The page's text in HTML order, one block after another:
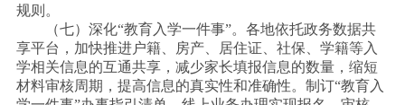
规则。
（七）深化“教育入学一件事”。各地依托政务数据共
享平台，加快推进户籍、房产、居住证、社保、学籍等入
学相关信息的互通共享，减少家长填报信息的数量，缩短
材料审核周期，提高信息的真实性和准确性。制订“教育入